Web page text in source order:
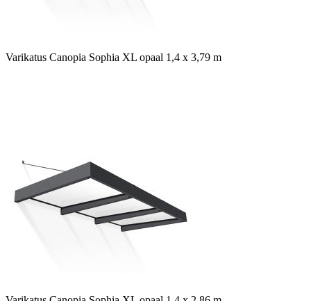
Varikatus Canopia Sophia XL opaal 1,4 x 3,79 m